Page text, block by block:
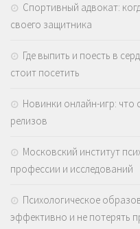
Спортивный адвокат:
своего защитника
Где выпить и поесть в
стоит посетить
Новинки онлайн-игр: что
релизов
Московский институт
профессии и исследований
Психологическое
эффективно и не потерять